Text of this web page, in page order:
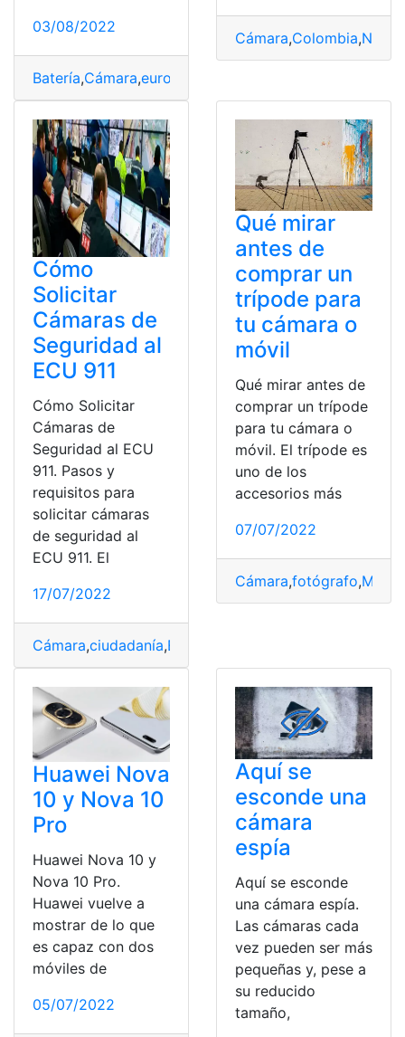
03/08/2022
Batería,Cámara,euros
Cámara,Colombia,
Cómo
Solicitar
Cámaras de
Seguridad al
ECU 911
Cómo Solicitar
Cámaras de
Seguridad al ECU
911. Pasos y
requisitos para
solicitar cámaras
de seguridad al
ECU 911. El
17/07/2022
Cámara,ciudadanía,Emergencias
Qué mirar
antes de
comprar un
trípode para
tu cámara o
móvil
Qué mirar antes de
comprar un trípode
para tu cámara o
móvil. El trípode es
uno de los
accesorios más
07/07/2022
Cámara,fotógrafo,Móvil
Huawei Nova
10 y Nova 10
Pro
Huawei Nova 10 y
Nova 10 Pro.
Huawei vuelve a
mostrar de lo que
es capaz con dos
móviles de
05/07/2022
Aquí se
esconde una
cámara
espía
Aquí se esconde
una cámara espía.
Las cámaras cada
vez pueden ser más
pequeñas y, pese a
su reducido
tamaño,